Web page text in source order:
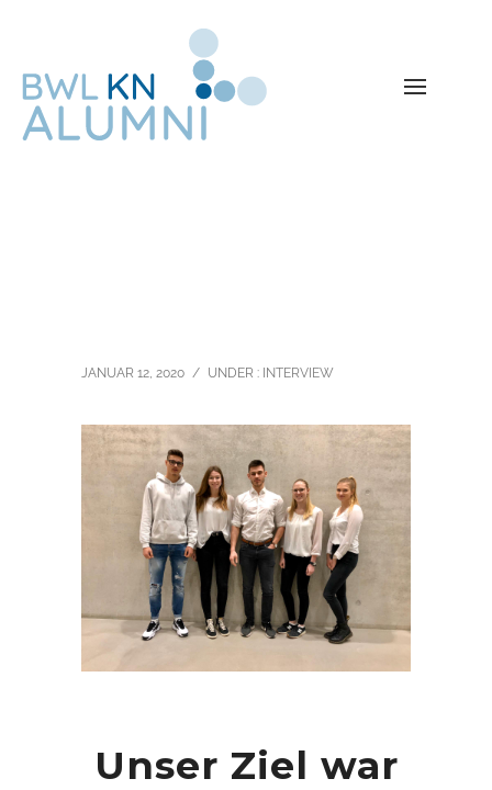
JANUAR 12, 2020 / UNDER : INTERVIEW
Unser Ziel war